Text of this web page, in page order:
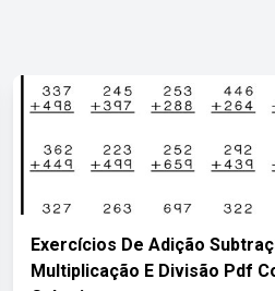
Exercícios De Adição
Multiplicação E Divisão Pdf